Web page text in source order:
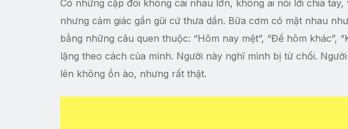
Có những cặp đôi không cãi nhau lớn, không ai nói lời chia
nhưng cảm giác gần gũi cứ thưa dần. Bữa cơm có mặt nhau
bằng những câu quen thuộc: “Hôm nay mệt”, “Để hôm khác”,
lặng theo cách của mình. Người này nghĩ mình bị từ chối.
lên không ồn ào, nhưng rất thật.